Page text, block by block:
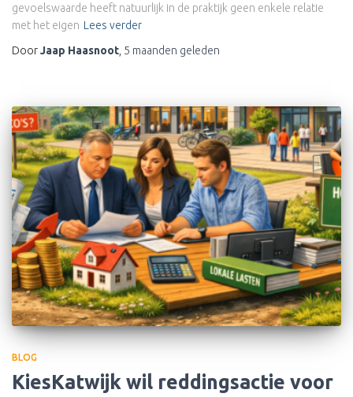
gevoelswaarde heeft natuurlijk in de praktijk geen enkele relatie
met het eigen Lees verder
DoorJaap Haasnoot 5 maanden geleden
BLOG
KiesKatwijk wil reddingsactie voor